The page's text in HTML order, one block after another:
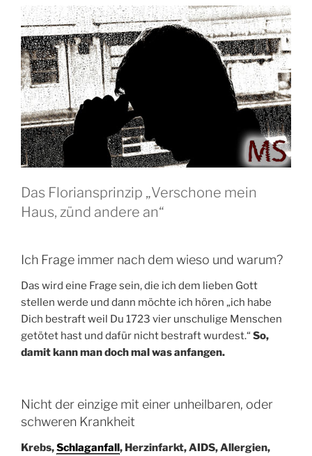
Das Floriansprinzip „Verschone mein
Haus, zünd andere an“
Ich Frage immer nach dem wieso und warum?
Das wird eine Frage sein, die ich dem lieben Gott
stellen werde und dann möchte ich hören „ich habe
Dich bestraft weil Du 1723 vier unschulige Menschen
getötet hast und dafür nicht bestraft wurdest.“ So,
damit kann man doch mal was anfangen.
Nicht der einzige mit einer unheilbaren, oder
schweren Krankheit
Krebs,Schlaganfall, Herzinfarkt, AIDS, Allergien,